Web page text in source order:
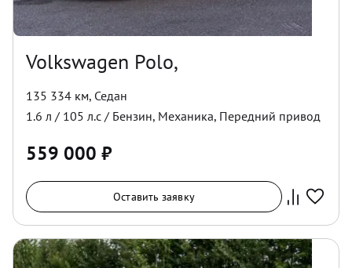
Volkswagen Polo,
135 334 км, Седан
1.6 л / 105 л.с / Бензин, Механика, Передний привод
559 000 ₽
Оставить заявку